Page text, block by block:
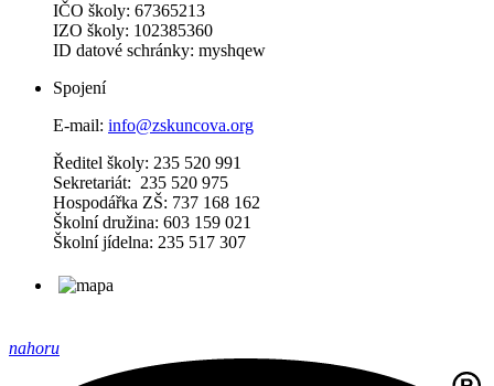
IČO školy: 67365213
IZO školy: 102385360
ID datové schránky: myshqew
Spojení
E-mail: info@zskuncova.org
Ředitel školy: 235 520 991
Sekretariát: 235 520 975
Hospodářka ZŠ: 737 168 162
Školní družina: 603 159 021
Školní jídelna: 235 517 307
nahoru